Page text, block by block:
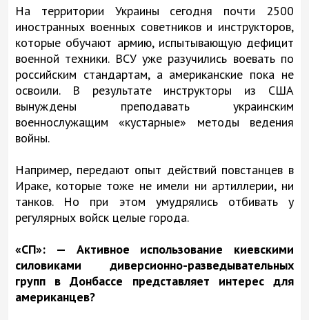
На территории Украины сегодня почти 2500
иностранных военных советников и инструкторов,
которые обучают армию, испытывающую дефицит
военной техники. ВСУ уже разучились воевать по
российским стандартам, а американские пока не
освоили. В результате инструкторы из США
вынуждены преподавать украинским
военнослужащим «кустарные» методы ведения
войны.
Например, передают опыт действий повстанцев в
Ираке, которые тоже не имели ни артиллерии, ни
танков. Но при этом умудрялись отбивать у
регулярных войск целые города.
«СП»: — Активное использование киевскими
силовиками диверсионно-разведывательных
групп в Донбассе представляет интерес для
американцев?